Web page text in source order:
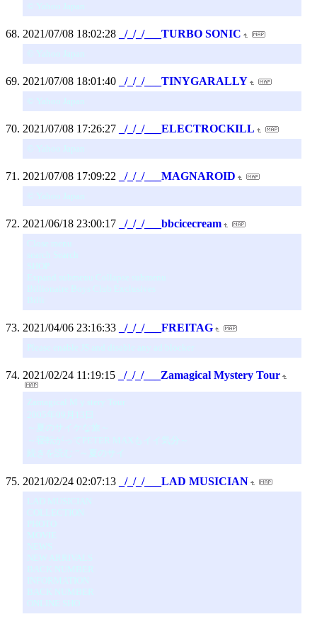
© Yahoo Japan
2021/07/08 18:02:28 _/_/_/___TURBO SONIC
© Yahoo Japan
2021/07/08 18:01:40 _/_/_/___TINYGARALLY
© Yahoo Japan
2021/07/08 17:26:27 _/_/_/___ELECTROCKILL
© Yahoo Japan
2021/07/08 17:09:22 _/_/_/___MAGNAROID
© Yahoo Japan
2021/06/18 23:00:17 _/_/_/___bbcicecream
Close menu
search Search
SHOP
Expand submenu Collapse submenu
Billionaire Boys Club Exclusives
Billi
2021/04/06 23:16:33 _/_/_/___FREITAG
Please enable JS and disable any ad blocker
2021/02/24 11:19:15 _/_/_/___Zamagical Mystery Tour
Zamagical Mｙstery Tour
2005年09月13日
～夏のサイケな旅～
～寝転がってPETER MAXもイイ気分～
続きを読む ”～夏のサイ
2021/02/24 02:07:13 _/_/_/___LAD MUSICIAN
LAD MUSICIAN
COLLECTION
PHOTO
MOVIE
NEWS
NEW ARRIVALS
BACK NUMBER
INFORMATION
BACK NUMBER
ONLINE SHO